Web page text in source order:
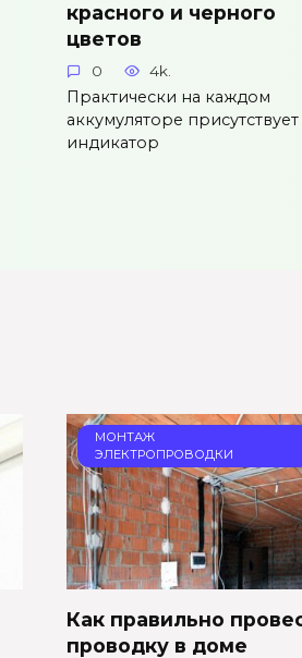
красного и черного
цветов
0 4k.
Практически на каждом
аккумуляторе присутствует
индикатор
МОНТАЖ
ЭЛЕКТРОПРОВОДКИ
Как правильно
проводку в доме